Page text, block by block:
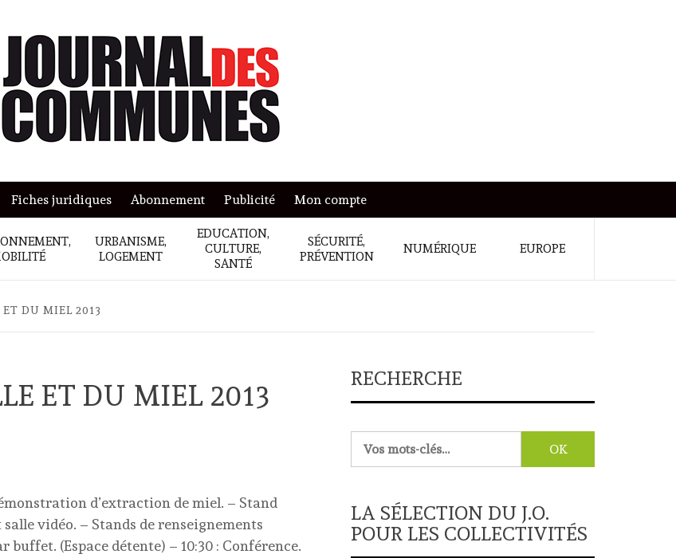
Fiches juridiques Abonnement Publicité Mon compte
URBANISME,
LOGEMENT
EDUCATION,
CULTURE,
SANTÉ
SÉCURITÉ,
PRÉVENTION
NUMÉRIQUE EUROPE
ET DU MIEL 2013
ET DU MIEL 2013
d’extraction de miel. – Stand
vidéo. – Stands de renseignements
(Espace détente) – 10:30 : Conférence.
RECHERCHE
LA SÉLECTION DU J.O.
POUR LES COLLECTIVITÉS